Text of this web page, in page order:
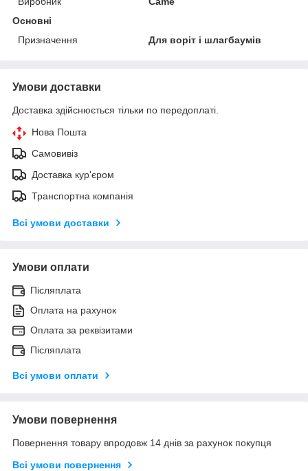
Основні
Призначення
Для воріт і шлагбаумів
Умови доставки
Доставка здійснюється тільки по передоплаті.
Нова Пошта
Самовивіз
Доставка кур'єром
Транспортна компанія
Всі умови доставки
Умови оплати
Післяплата
Оплата на рахунок
Оплата за реквізитами
Післяплата
Всі умови оплати
Умови повернення
Повернення товару впродовж 14 днів за рахунок покупця
Всі умови повернення